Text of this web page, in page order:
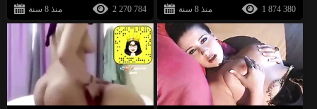
-1
BellaWow منذ 2 سنة
http://xcool.site/arb
وقف قبالة النطر. أعرف موقعًا
أن آلاف الفتيات العازبات ينتظرن ممارسة الجنس. انظروا
إليهم»
منذ 8 سنة
2 270 784
منذ 8 سنة
1 874 380